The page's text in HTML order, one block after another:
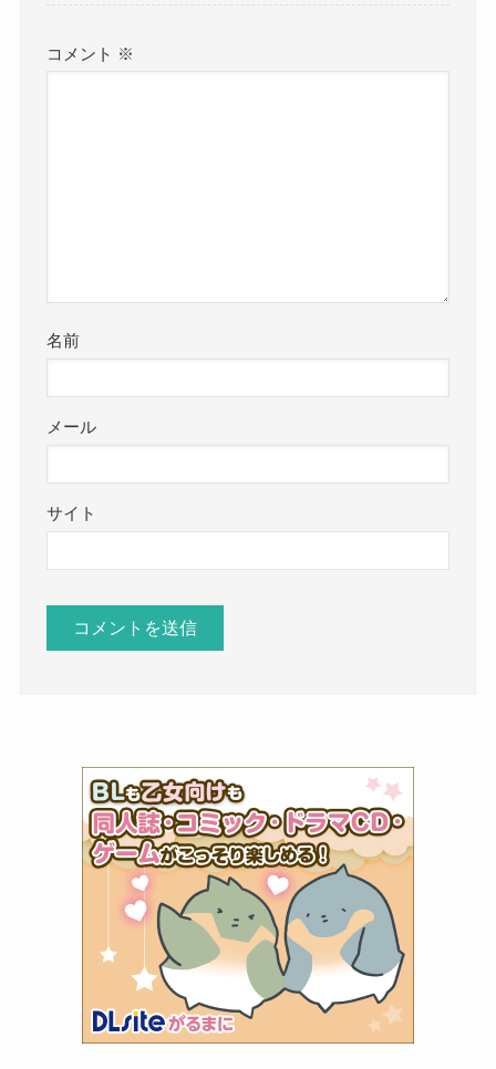
コメント ※
名前
メール
サイト